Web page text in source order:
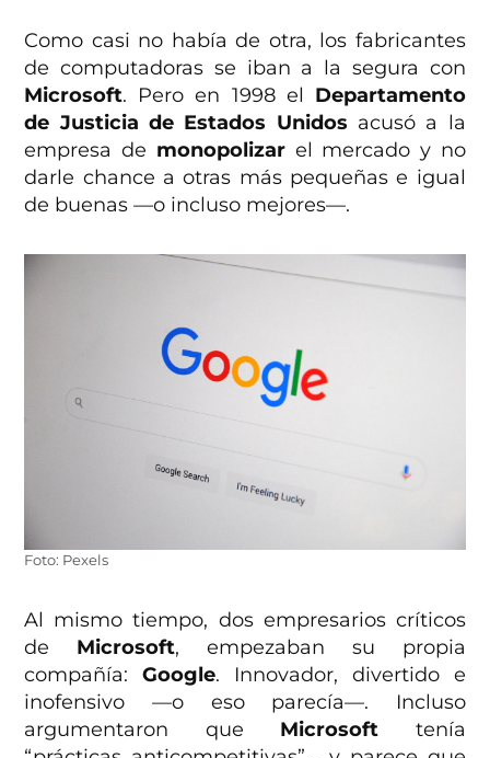
Como casi no había de otra, los fabricantes
de computadoras se iban a la segura con
Microsoft. Pero en 1998 el Departamento
de Justicia de Estados Unidos acusó a la
empresa de monopolizar el mercado y no
darle chance a otras más pequeñas e igual
de buenas —o incluso mejores—.
Foto: Pexels
Al mismo tiempo, dos empresarios críticos
de Microsoft, empezaban su propia
compañía:Google. Innovador, divertido e
inofensivo —o eso parecía—. Incluso
argumentaron que Microsoft tenía